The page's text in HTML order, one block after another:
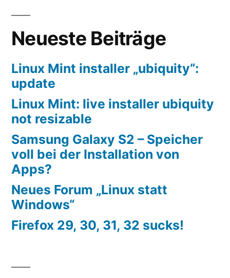
Neueste Beiträge
Linux Mint installer „ubiquity“:
update
Linux Mint: live installer ubiquity
not resizable
Samsung Galaxy S2 – Speicher
voll bei der Installation von
Apps?
Neues Forum „Linux statt
Windows“
Firefox 29, 30, 31, 32 sucks!